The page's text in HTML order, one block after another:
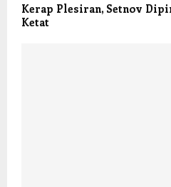
Kerap Plesiran, Setnov
Ketat